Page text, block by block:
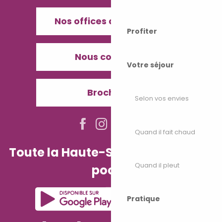
Profiter
Votre séjour
Selon vos envies
Quand il fait chaud
Quand il pleut
Pratique
Nos offices de Tourisme
Nous contacter
Brochures
Toute la Haute-Saône dans votre
poche